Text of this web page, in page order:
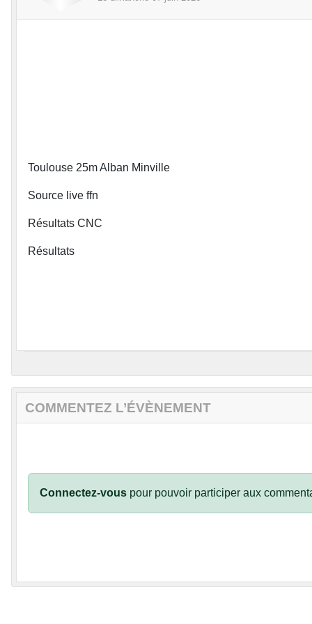
Toulouse 25m Alban Minville
Source live ffn
Résultats CNC
Résultats
COMMENTEZ L’ÉVÈNEMENT
Connectez-vous pour pouvoir participer aux